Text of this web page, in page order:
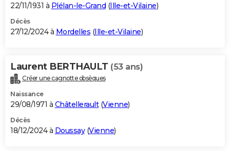
22/11/1931 à Plélan-le-Grand (Ille-et-Vilaine)
Décès
27/12/2024 à Mordelles (Ille-et-Vilaine)
Laurent BERTHAULT (53 ans)
Créer une cagnotte obsèques
Naissance
29/08/1971 à Châtellerault(Vienne)
Décès
18/12/2024 à Doussay(Vienne)